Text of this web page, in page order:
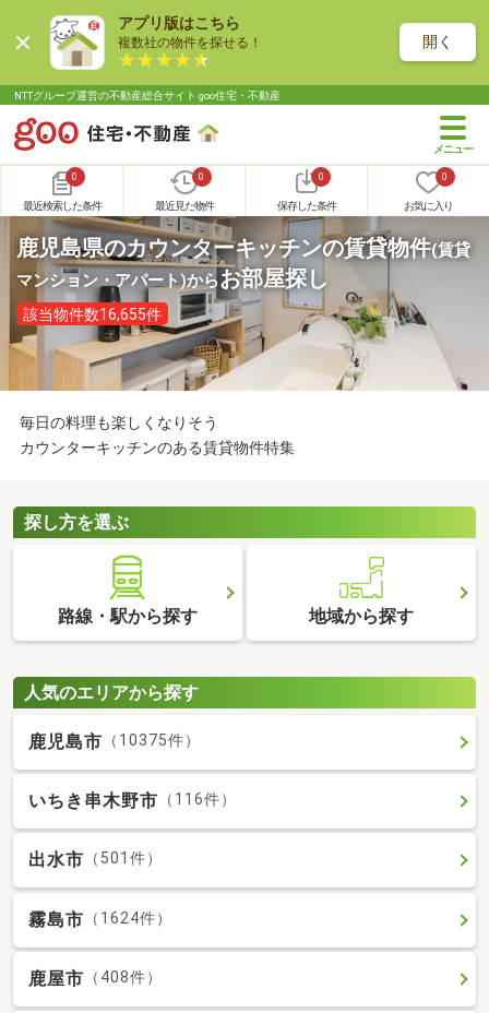
アプリ版はこちら
複数社の物件を探せる！ 開く
NTTグループ運営の不動産総合サイト goo住宅・不動産
0
最近検索した条件
0
最近見た物件
0
保存した条件
0
お気に入り
鹿児島県のカウンターキッチンの賃貸物件(賃貸
マンション・アパート)からお部屋探し
該当物件数16,655件
毎日の料理も楽しくなりそう
カウンターキッチンのある賃貸物件特集
探し方を選ぶ
路線・駅から探す 地域から探す
人気のエリアから探す
鹿児島市 （10375件）
いちき串木野市 （116件）
出水市 （501件）
霧島市 （1624件）
鹿屋市 （408件）